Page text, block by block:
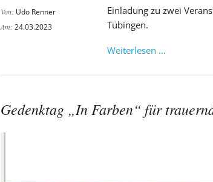
Von: Udo Renner
Am: 24.03.2023
Einladung zu zwei
Tübingen.
Weiterlesen …
Kinder-
Gedenktag „In Farben“ für